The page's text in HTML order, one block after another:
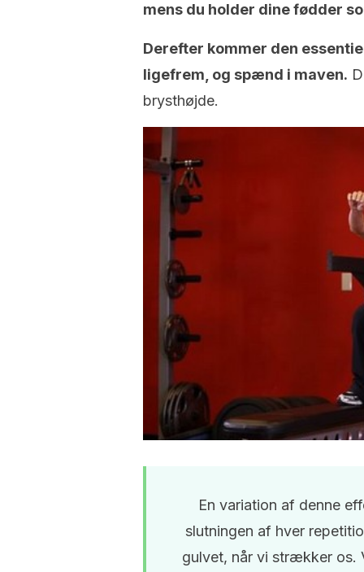
mens du holder dine fødder
Derefter kommer den
ligefrem, og spænd i maven.
brysthøjde.
En variation af denne
slutningen af hver
gulvet, når vi strækker os.